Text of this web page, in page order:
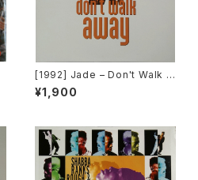
[1992] Jade – Don't Walk A
way [Giant Records]
¥1,900